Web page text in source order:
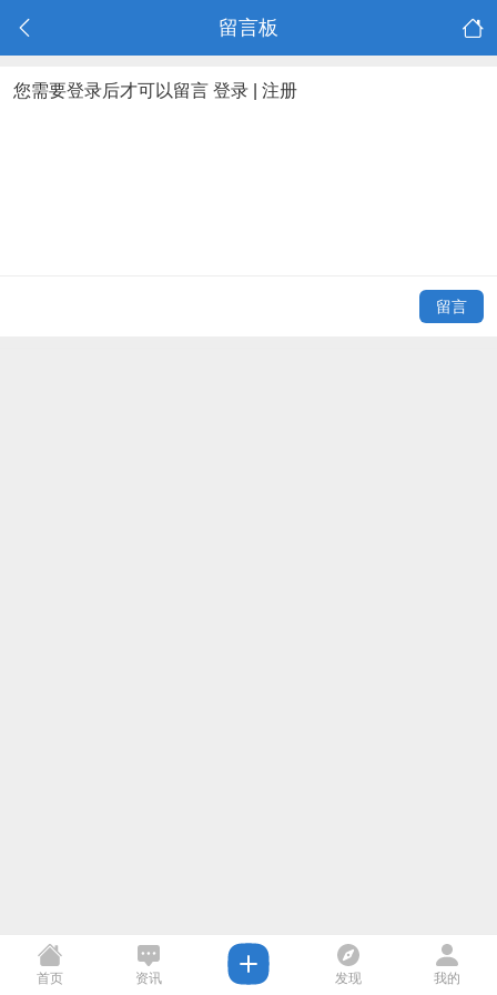
留言板
您需要登录后才可以留言 登录 注册
留言
首页 资讯 发现 我的